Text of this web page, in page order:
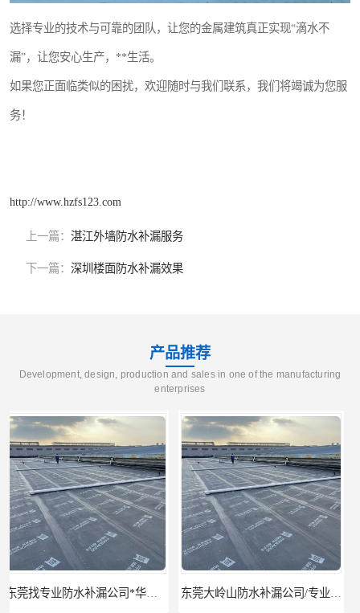
选择专业的技术与可靠的团队，让您的金属建筑真正实现“滴水不
漏”，让您安心生产，**生活。
如果您正面临类似的困扰，欢迎随时与我们联系，我们将竭诚为您服
务！
http://www.hzfs123.com
上一篇： 湛江外墙防水补漏服务
下一篇： 深圳楼面防水补漏效果
产品推荐
Development, design, production and sales in one of the manufacturing
enterprises